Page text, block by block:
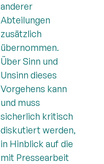
anderer
Abteilungen
zusätzlich
übernommen.
Über Sinn und
Unsinn dieses
Vorgehens kann
und muss
sicherlich kritisch
diskutiert werden,
in Hinblick auf die
mit Pressearbeit